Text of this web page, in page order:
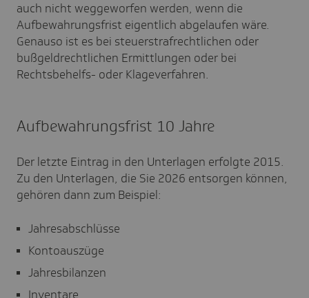
auch nicht weggeworfen werden, wenn die
Aufbewahrungsfrist eigentlich abgelaufen wäre.
Genauso ist es bei steuerstrafrechtlichen oder
bußgeldrechtlichen Ermittlungen oder bei
Rechtsbehelfs- oder Klageverfahren.
Aufbewahrungsfrist 10 Jahre
Der letzte Eintrag in den Unterlagen erfolgte 2015.
Zu den Unterlagen, die Sie 2026 entsorgen können,
gehören dann zum Beispiel:
Jahresabschlüsse
Kontoauszüge
Jahresbilanzen
Inventare